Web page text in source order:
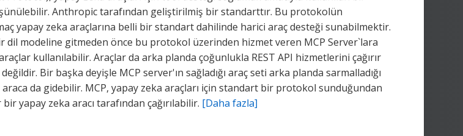
Anthropic tarafından geliştirilmiş bir standarttır. Bu protokolün
yapay zeka araçlarına belli bir standart dahilinde harici araç desteği sunabilmektir.
dil modeline gitmeden önce bu protokol üzerinden hizmet veren MCP Server`lara
kullanılabilir. Araçlar da arka planda çoğunlukla REST API hizmetlerini çağırır
Bir başka deyişle MCP server'ın sağladığı araç seti arka planda sarmalladığı
da gidebilir. MCP, yapay zeka araçları için standart bir protokol sunduğundan
yapay zeka aracı tarafından çağırılabilir. [Daha fazla]